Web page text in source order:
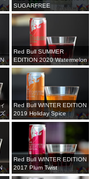
SUGARFREE
Red Bull SUMMER
EDITION 2020 Watermelon
Red Bull WINTER EDITION
2019 Holiday Spice
Red Bull WINTER EDITION
2017 Plum Twist